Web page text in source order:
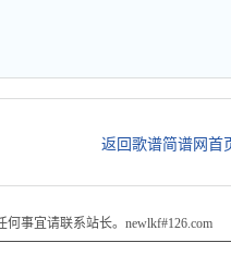
返回歌谱简谱网首
事宜请联系站长。newlkf#126.com